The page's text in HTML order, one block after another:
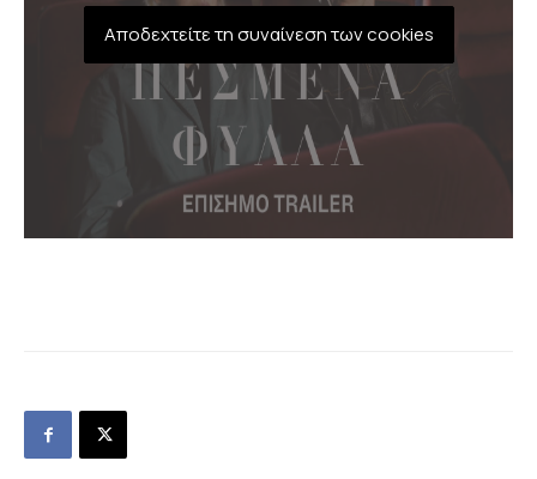
Αποδεχτείτε τη συναίνεση των cookies